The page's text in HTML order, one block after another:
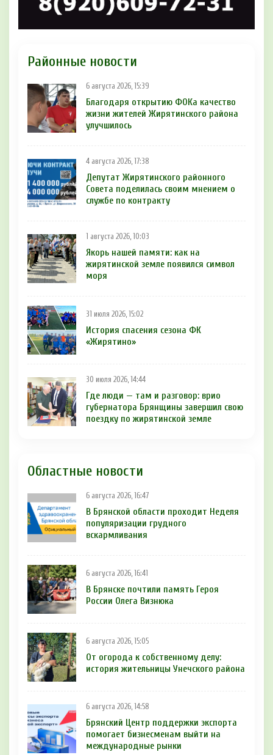
Районные новости
6 августа 2026, 15:39
Благодаря открытию ФОКа качество
жизни жителей Жирятинского района
улучшилось
4 августа 2026, 17:38
Депутат Жирятинского районного
Совета поделилась своим мнением о
службе по контракту
1 августа 2026, 10:03
Якорь нашей памяти: как на
жирятинской земле появился символ
моря
31 июля 2026, 15:02
История спасения сезона ФК
«Жирятино»
30 июля 2026, 14:44
Где люди — там и разговор: врио
губернатора Брянщины завершил свою
поездку по жирятинской земле
Областные новости
6 августа 2026, 16:47
В Брянской области проходит Неделя
популяризации грудного
вскармливания
6 августа 2026, 16:41
В Брянске почтили память Героя
России Олега Визнюка
6 августа 2026, 15:05
От огорода к собственному делу:
история жительницы Унечского района
6 августа 2026, 14:58
Брянский Центр поддержки экспорта
помогает бизнесменам выйти на
международные рынки